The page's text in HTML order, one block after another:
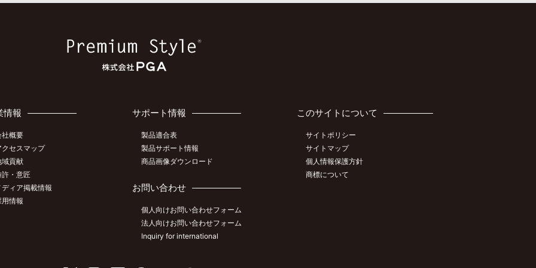
情報
社概要
クセスマップ
域貢献
許・意匠
ディア掲載情報
用情報
サポート情報
製品適合表
製品サポート情報
商品画像ダウンロード
お問い合わせ
個人向けお問い合わせフォーム
法人向けお問い合わせフォーム
Inquiry for international
このサイトについて
サイトポリシー
サイトマップ
個人情報保護方針
商標について